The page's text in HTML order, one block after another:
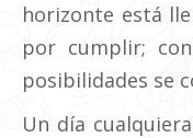
horizonte está
por cumplir;
posibilidades se
Un día